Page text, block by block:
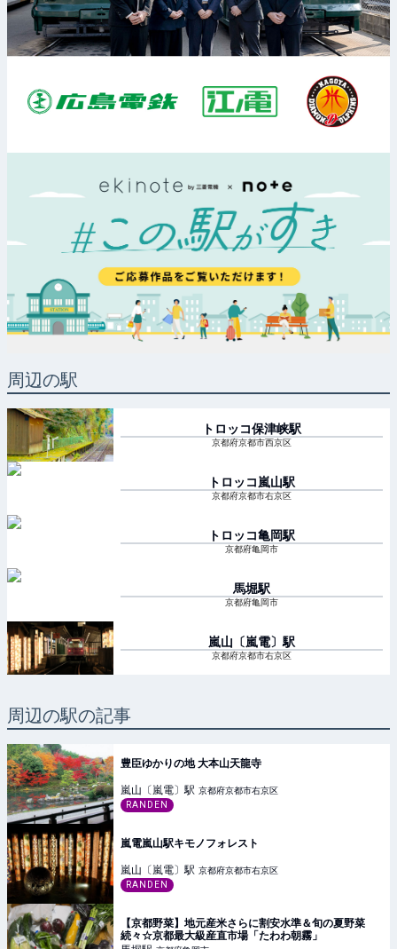
周辺の駅
トロッコ保津峡駅
京都府京都市西京区
トロッコ嵐山駅
京都府京都市右京区
トロッコ亀岡駅
京都府亀岡市
馬堀駅
京都府亀岡市
嵐山〔嵐電〕 駅
京都府京都市右京区
周辺の駅の記事
豊臣ゆかりの地 大本山天龍寺
嵐山〔嵐電〕駅 京都府京都市右京区
RANDEN
嵐電嵐山駅キモノフォレスト
嵐山〔嵐電〕駅 京都府京都市右京区
RANDEN
【京都野菜】地元産米さらに割安水準＆旬の夏野菜
続々☆京都最大級産直市場「たわわ朝霧」